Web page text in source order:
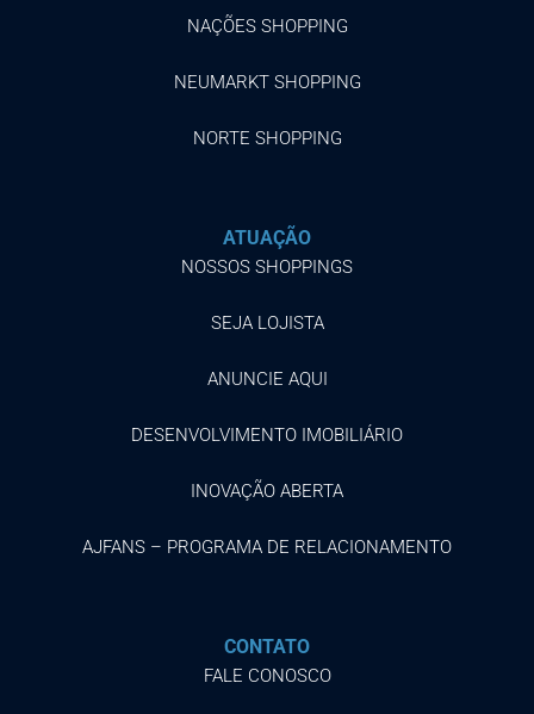
NAÇÕES SHOPPING
NEUMARKT SHOPPING
NORTE SHOPPING
ATUAÇÃO
NOSSOS SHOPPINGS
SEJA LOJISTA
ANUNCIE AQUI
DESENVOLVIMENTO IMOBILIÁRIO
INOVAÇÃO ABERTA
AJFANS – PROGRAMA DE RELACIONAMENTO
CONTATO
FALE CONOSCO